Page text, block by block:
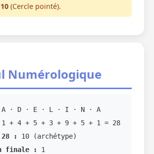
10 (Cercle pointé).
Numérologique
A · D · E · L · I · N · A
1 + 4 + 5 + 3 + 9 + 5 + 1 = 28
:
10 (archétype)
finale :
1